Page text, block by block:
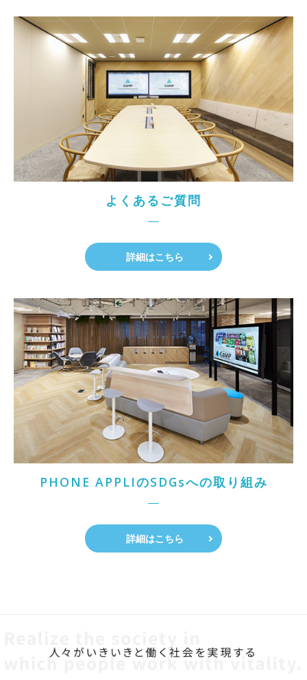
よくあるご質問
詳細はこちら
PHONE APPLIのSDGsへの取り組み
詳細はこちら